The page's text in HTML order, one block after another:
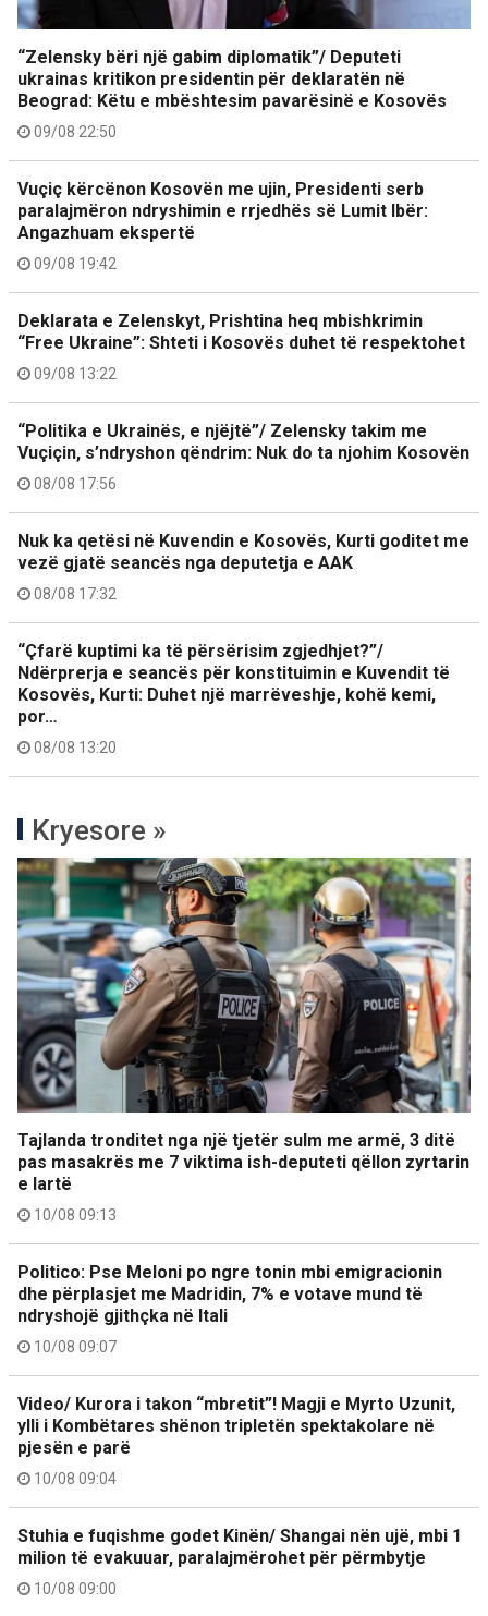
“Zelensky bëri një gabim diplomatik”/ Deputeti
ukrainas kritikon presidentin për deklaratën në
Beograd: Këtu e mbështesim pavarësinë e Kosovës
09/08 22:50
Vuçiç kërcënon Kosovën me ujin, Presidenti serb
paralajmëron ndryshimin e rrjedhës së Lumit Ibër:
Angazhuam ekspertë
09/08 19:42
Deklarata e Zelenskyt, Prishtina heq mbishkrimin
“Free Ukraine”: Shteti i Kosovës duhet të respektohet
09/08 13:22
“Politika e Ukrainës, e njëjtë”/ Zelensky takim me
Vuçiçin, s’ndryshon qëndrim: Nuk do ta njohim Kosovën
08/08 17:56
Nuk ka qetësi në Kuvendin e Kosovës, Kurti goditet me
vezë gjatë seancës nga deputetja e AAK
08/08 17:32
“Çfarë kuptimi ka të përsërisim zgjedhjet?”/
Ndërprerja e seancës për konstituimin e Kuvendit të
Kosovës, Kurti: Duhet një marrëveshje, kohë kemi,
por…
08/08 13:20
Kryesore »
Tajlanda tronditet nga një tjetër sulm me armë, 3 ditë
pas masakrës me 7 viktima ish-deputeti qëllon zyrtarin
e lartë
10/08 09:13
Politico: Pse Meloni po ngre tonin mbi emigracionin
dhe përplasjet me Madridin, 7% e votave mund të
ndryshojë gjithçka në Itali
10/08 09:07
Video/ Kurora i takon “mbretit”! Magji e Myrto Uzunit,
ylli i Kombëtares shënon tripletën spektakolare në
pjesën e parë
10/08 09:04
Stuhia e fuqishme godet Kinën/ Shangai nën ujë, mbi 1
milion të evakuuar, paralajmërohet për përmbytje
10/08 09:00